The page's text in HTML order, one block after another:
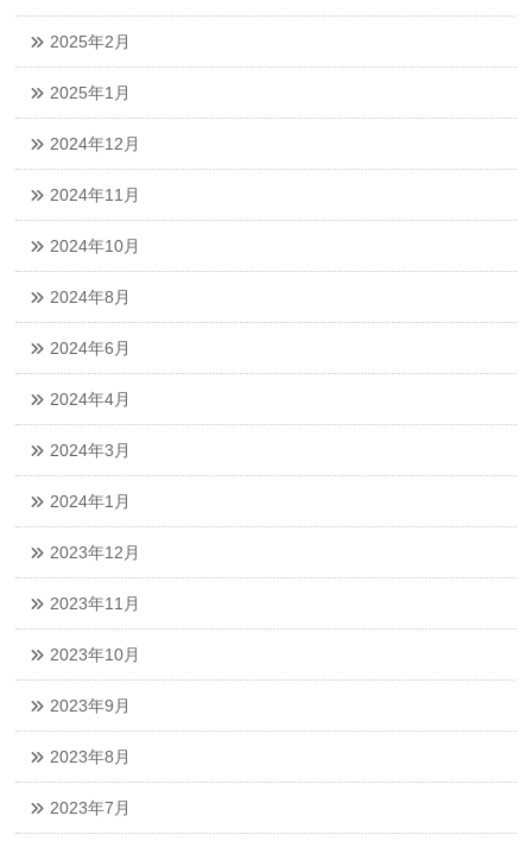
2025年2月
2025年1月
2024年12月
2024年11月
2024年10月
2024年8月
2024年6月
2024年4月
2024年3月
2024年1月
2023年12月
2023年11月
2023年10月
2023年9月
2023年8月
2023年7月